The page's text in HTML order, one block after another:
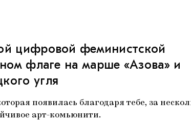
цифровой феминистской
флаге на марше «Азова» и
угля
появилась благодаря тебе, за
арт-комьюнити.